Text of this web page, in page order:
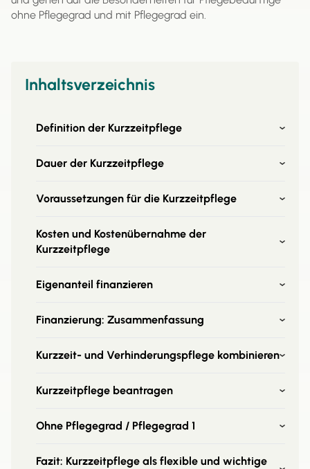
ohne Pflegegrad und mit Pflegegrad ein.
Inhaltsverzeichnis
Definition der Kurzzeitpflege
Dauer der Kurzzeitpflege
Voraussetzungen für die Kurzzeitpflege
Kosten und Kostenübernahme der
Kurzzeitpflege
Eigenanteil finanzieren
Finanzierung: Zusammenfassung
Kurzzeit- und Verhinderungspflege kombinieren
Kurzzeitpflege beantragen
Ohne Pflegegrad / Pflegegrad 1
Fazit: Kurzzeitpflege als flexible und wichtige